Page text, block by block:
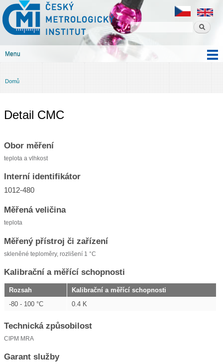
obsahu
Český
metrologický
institut
Menu
Jste zde
Domů
Detail CMC
Obor měření
teplota a vlhkost
Interní identifikátor
1012-480
Měřená veličina
teplota
Měřený přístroj či zařízení
skleněné teploměry, rozlišení 1 °C
Kalibrační a měřící schopnosti
Rozsah
Kalibrační a měřící schopnosti
-80 - 100 °C
0.4 K
Technická způsobilost
CIPM MRA
Garant služby